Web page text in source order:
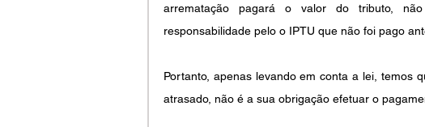
arrematação pagará o valor do tributo,
responsabilidade pelo o IPTU que não foi pago
Portanto, apenas levando em conta a lei, temos
atrasado, não é a sua obrigação efetuar o